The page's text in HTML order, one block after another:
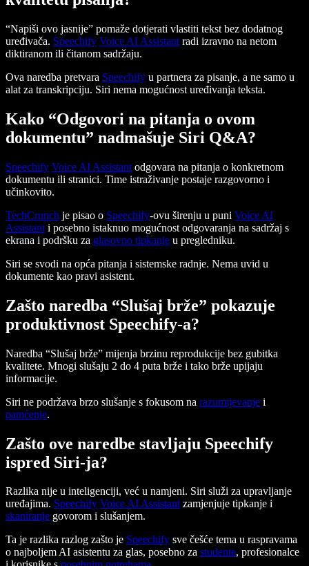
“Napiši ovo jasnije” pomaže dotjerati vlastiti tekst bez dodatnog
uređivača. Speechify Voice AI Assistant radi izravno na netom
diktiranom ili čitanom sadržaju.
Ova naredba pretvara Speechify u partnera za pisanje, a ne samo u
alat za transkripciju. Siri nema mogućnost uređivanja teksta.
Kako “Odgovori na pitanja o ovom
dokumentu” nadmašuje Siri Q&A?
Speechify Voice AI Assistant odgovara na pitanja o konkretnom
dokumentu ili stranici. Time istraživanje postaje razgovorno i
učinkovito.
TechCrunch je pisao o Speechify-ovu širenju u puni Voice AI
Assistant i posebno istaknuo mogućnost odgovaranja na sadržaj s
ekrana i podršku za glasovno tipkanje u pregledniku.
Siri se svodi na opća pitanja i sistemske radnje. Nema uvid u
dokumente kao pravi asistent.
Zašto naredba “Slušaj brže” pokazuje
produktivnost Speechify-a?
Naredba “Slušaj brže” mijenja brzinu reprodukcije bez gubitka
kvalitete. Mnogi slušaju 2 do 4 puta brže i tako brže upijaju
informacije.
Siri ne podržava brzo slušanje s fokusom na razumijevanje i
pamćenje.
Zašto ove naredbe stavljaju Speechify
ispred Siri-ja?
Razlika nije u inteligenciji, već u namjeni. Siri služi za upravljanje
uređajima. Speechify Voice AI Assistantzamjenjuje tipkanje i
skaniranje govorom i slušanjem.
Ta je razlika razlog zašto je Speechify sve češće tema u raspravama
o najboljem AI asistentu za glas, posebno za studente, profesionalce